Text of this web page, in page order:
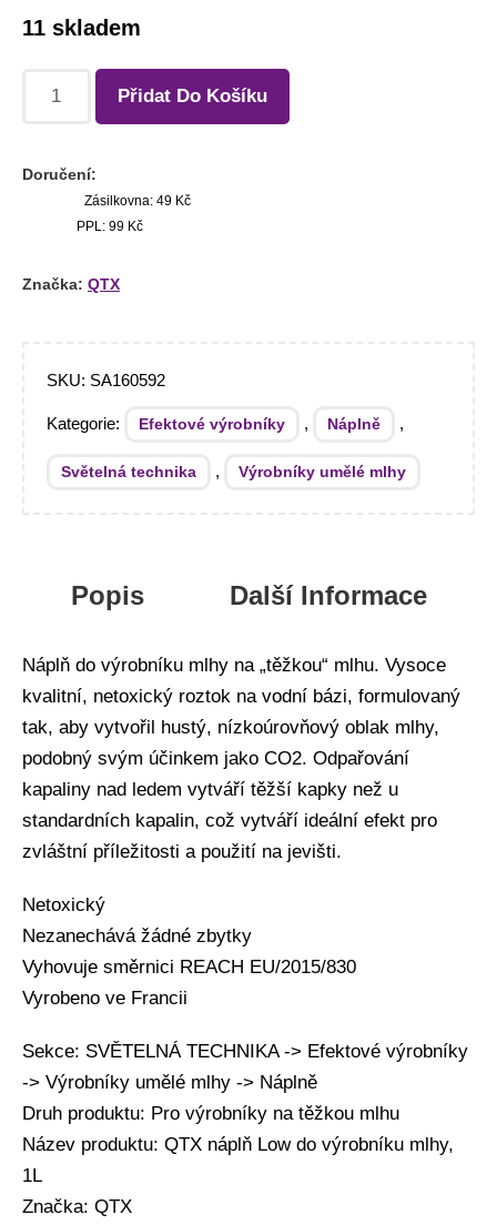
11 skladem
Přidat Do Košíku
Doručení:
Zásilkovna: 49 Kč
PPL: 99 Kč
Značka: QTX
SKU: SA160592
Kategorie: Efektové výrobníky , Náplně ,
Světelná technika , Výrobníky umělé mlhy
Popis Další Informace
Náplň do výrobníku mlhy na „těžkou“ mlhu. Vysoce
kvalitní, netoxický roztok na vodní bázi, formulovaný
tak, aby vytvořil hustý, nízkoúrovňový oblak mlhy,
podobný svým účinkem jako CO2. Odpařování
kapaliny nad ledem vytváří těžší kapky než u
standardních kapalin, což vytváří ideální efekt pro
zvláštní příležitosti a použití na jevišti.
Netoxický
Nezanechává žádné zbytky
Vyhovuje směrnici REACH EU/2015/830
Vyrobeno ve Francii
Sekce: SVĚTELNÁ TECHNIKA -> Efektové výrobníky
-> Výrobníky umělé mlhy -> Náplně
Druh produktu: Pro výrobníky na těžkou mlhu
Název produktu: QTX náplň Low do výrobníku mlhy,
1L
Značka: QTX